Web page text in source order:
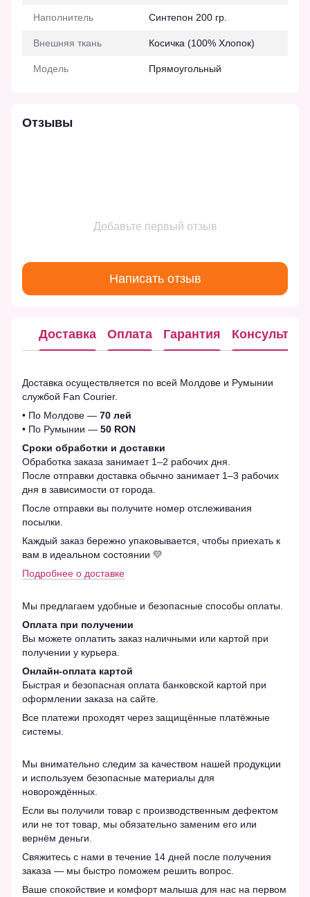
Наполнитель Синтепон 200 гр.
Внешняя ткань Косичка (100% Хлопок)
Модель Прямоугольный
Отзывы
Добавьте первый отзыв
Написать отзыв
Доставка Оплата Гарантия
Доставка осуществляется по всей Молдове и Румынии
службой Fan Courier.
• По Молдове — 70 лей
• По Румынии — 50 RON
Сроки обработки и доставки
Обработка заказа занимает 1–2 рабочих дня.
После отправки доставка обычно занимает 1–3 рабочих
дня в зависимости от города.
После отправки вы получите номер отслеживания
посылки.
Каждый заказ бережно упаковывается, чтобы приехать к
вам в идеальном состоянии 💛
Подробнее о доставке
Мы предлагаем удобные и безопасные способы оплаты.
Оплата при получении
Вы можете оплатить заказ наличными или картой при
получении у курьера.
Онлайн-оплата картой
Быстрая и безопасная оплата банковской картой при
оформлении заказа на сайте.
Все платежи проходят через защищённые платёжные
системы.
Мы внимательно следим за качеством нашей продукции
и используем безопасные материалы для
новорождённых.
Если вы получили товар с производственным дефектом
или не тот товар, мы обязательно заменим его или
вернём деньги.
Свяжитесь с нами в течение 14 дней после получения
заказа — мы быстро поможем решить вопрос.
Ваше спокойствие и комфорт малыша для нас на первом